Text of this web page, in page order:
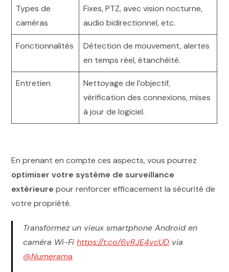
Types de
caméras
Fixes, PTZ, avec vision nocturne,
audio bidirectionnel, etc.
Fonctionnalités
Détection de mouvement, alertes
en temps réel, étanchéité.
Entretien
Nettoyage de l’objectif,
vérification des connexions, mises
à jour de logiciel.
En prenant en compte ces aspects, vous pourrez
optimiser votre système de surveillance
extérieure pour renforcer efficacement la sécurité de
votre propriété.
Transformez un vieux smartphone Android en
caméra Wi-Fihttps://t.co/6vRJE4vcUD via
@Numerama